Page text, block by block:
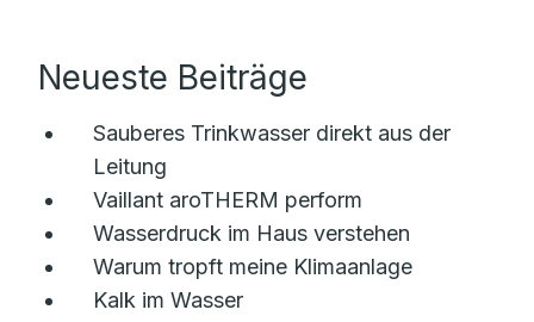
Neueste Beiträge
Sauberes Trinkwasser direkt aus der
Leitung
Vaillant aroTHERM perform
Wasserdruck im Haus verstehen
Warum tropft meine Klimaanlage
Kalk im Wasser